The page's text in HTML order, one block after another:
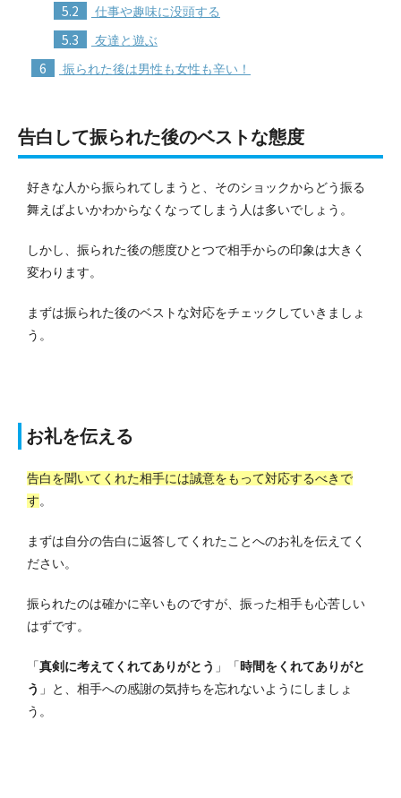
5.2 仕事や趣味に没頭する
5.3 友達と遊ぶ
6 振られた後は男性も女性も辛い！
告白して振られた後のベストな態度
好きな人から振られてしまうと、そのショックからどう振る
舞えばよいかわからなくなってしまう人は多いでしょう。
しかし、振られた後の態度ひとつで相手からの印象は大きく
変わります。
まずは振られた後のベストな対応をチェックしていきましょ
う。
お礼を伝える
告白を聞いてくれた相手には誠意をもって対応するべきで
す。
まずは自分の告白に返答してくれたことへのお礼を伝えてく
ださい。
振られたのは確かに辛いものですが、振った相手も心苦しい
はずです。
「真剣に考えてくれてありがとう 」「時間をくれてありがと
う 」と、相手への感謝の気持ちを忘れないようにしましょ
う。